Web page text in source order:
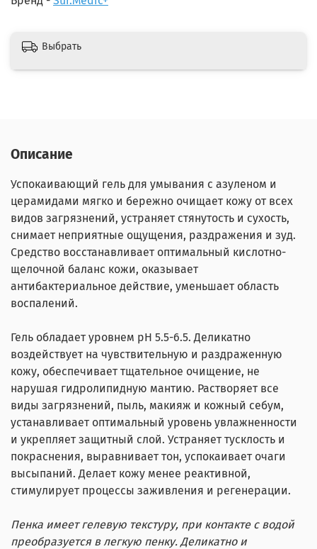
Выбрать
Описание
Успокаивающий гель для умывания с азуленом и
церамидами мягко и бережно очищает кожу от всех
видов загрязнений, устраняет стянутость и сухость,
снимает неприятные ощущения, раздражения и зуд.
Средство восстанавливает оптимальный кислотно-
щелочной баланс кожи, оказывает
антибактериальное действие, уменьшает область
воспалений.
Гель обладает уровнем pH 5.5-6.5. Деликатно
воздействует на чувствительную и раздраженную
кожу, обеспечивает тщательное очищение, не
нарушая гидролипидную мантию. Растворяет все
виды загрязнений, пыль, макияж и кожный себум,
устанавливает оптимальный уровень увлажненности
и укрепляет защитный слой. Устраняет тусклость и
покраснения, выравнивает тон, успокаивает очаги
высыпаний. Делает кожу менее реактивной,
стимулирует процессы заживления и регенерации.
Пенка имеет гелевую текстуру, при контакте с водой
преобразуется в легкую пенку. Деликатно и